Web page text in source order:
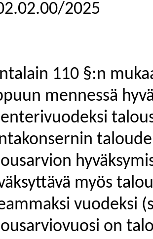
2025
110 §:n
mennessä
myös
vuodeksi
on